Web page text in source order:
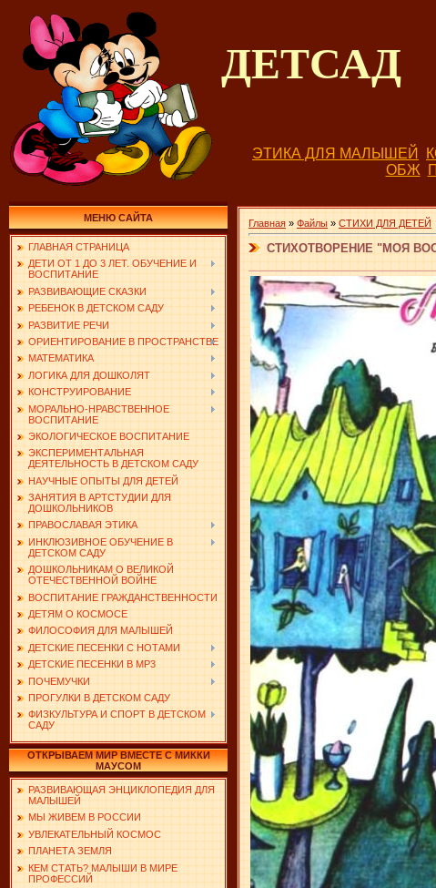
ЭТИКА ДЛЯ МАЛЫШЕЙ
ОБЖ
МЕНЮ САЙТА
ГЛАВНАЯ СТРАНИЦА
ДЕТИ ОТ 1 ДО 3 ЛЕТ. ОБУЧЕНИЕ И
ВОСПИТАНИЕ
РАЗВИВАЮЩИЕ СКАЗКИ
РЕБЕНОК В ДЕТСКОМ САДУ
РАЗВИТИЕ РЕЧИ
ОРИЕНТИРОВАНИЕ В ПРОСТРАНСТВЕ
МАТЕМАТИКА
ЛОГИКА ДЛЯ ДОШКОЛЯТ
КОНСТРУИРОВАНИЕ
МОРАЛЬНО-НРАВСТВЕННОЕ
ВОСПИТАНИЕ
ЭКОЛОГИЧЕСКОЕ ВОСПИТАНИЕ
ЭКСПЕРИМЕНТАЛЬНАЯ
ДЕЯТЕЛЬНОСТЬ В ДЕТСКОМ САДУ
НАУЧНЫЕ ОПЫТЫ ДЛЯ ДЕТЕЙ
ЗАНЯТИЯ В АРТСТУДИИ ДЛЯ
ДОШКОЛЬНИКОВ
ПРАВОСЛАВАЯ ЭТИКА
ИНКЛЮЗИВНОЕ ОБУЧЕНИЕ В
ДЕТСКОМ САДУ
ДОШКОЛЬНИКАМ О ВЕЛИКОЙ
ОТЕЧЕСТВЕННОЙ ВОЙНЕ
ВОСПИТАНИЕ ГРАЖДАНСТВЕННОСТИ
ДЕТЯМ О КОСМОСЕ
ФИЛОСОФИЯ ДЛЯ МАЛЫШЕЙ
ДЕТСКИЕ ПЕСЕНКИ С НОТАМИ
ДЕТСКИЕ ПЕСЕНКИ В MP3
ПОЧЕМУЧКИ
ПРОГУЛКИ В ДЕТСКОМ САДУ
ФИЗКУЛЬТУРА И СПОРТ В ДЕТСКОМ
САДУ
ОТКРЫВАЕМ МИР ВМЕСТЕ С МИККИ
МАУСОМ
РАЗВИВАЮЩАЯ ЭНЦИКЛОПЕДИЯ ДЛЯ
МАЛЫШЕЙ
МЫ ЖИВЕМ В РОССИИ
УВЛЕКАТЕЛЬНЫЙ КОСМОС
ПЛАНЕТА ЗЕМЛЯ
КЕМ СТАТЬ? МАЛЫШИ В МИРЕ
ПРОФЕССИЙ
Главная » Файлы » СТИХИ ДЛЯ ДЕТЕЙ
СТИХОТВОРЕНИЕ "МОЯ